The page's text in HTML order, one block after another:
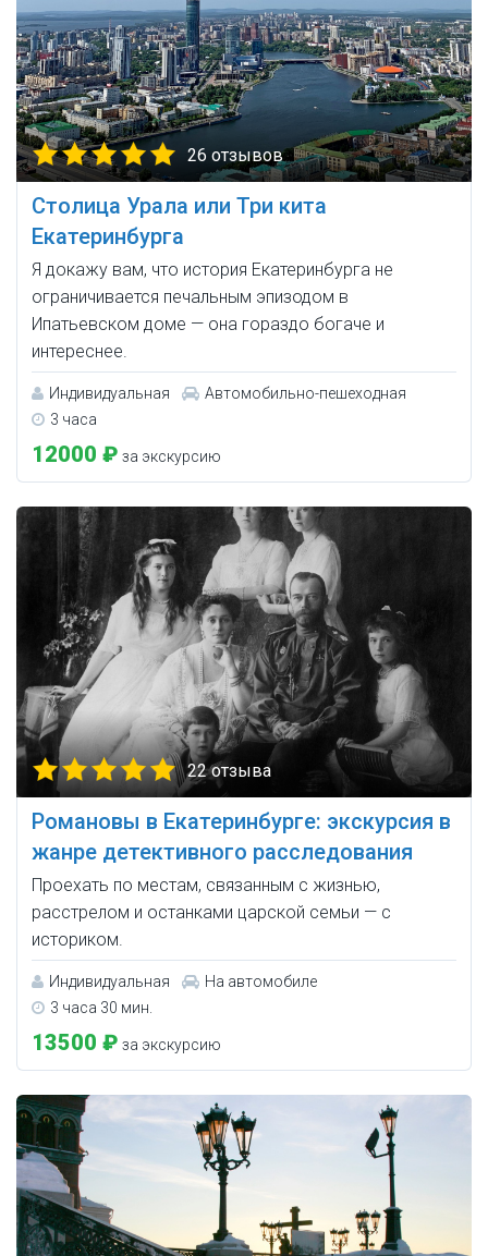
26 отзывов
Столица Урала или Три кита
Екатеринбурга
Я докажу вам, что история Екатеринбурга не
ограничивается печальным эпизодом в
Ипатьевском доме — она гораздо богаче и
интереснее.
Индивидуальная
Автомобильно-пешеходная
3 часа
12000 ₽ за экскурсию
22 отзыва
Романовы в Екатеринбурге: экскурсия в
жанре детективного расследования
Проехать по местам, связанным с жизнью,
расстрелом и останками царской семьи — с
историком.
Индивидуальная
На автомобиле
3 часа 30 мин.
13500 ₽ за экскурсию